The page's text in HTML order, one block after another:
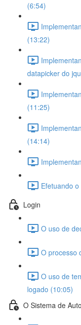
(6:54)
(13:22)
datapicker do
(11:25)
(14:14)
Efetuando
Login
O uso de
O processo
O uso de
logado (10:05)
O Sistema de